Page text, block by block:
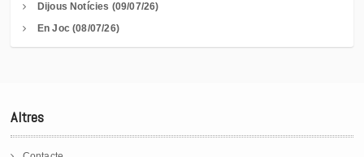
Dijous Notícies (09/07/26)
En Joc (08/07/26)
Altres